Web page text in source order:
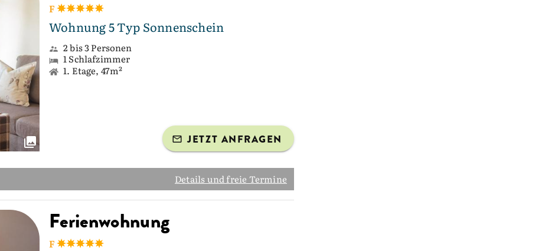
F
Wohnung 5 Typ Sonnenschein
2 bis 3 Personen
1 Schlafzimmer
1. Etage, 47m²
JETZT ANFRAGEN
Details und freie Termine
Ferienwohnung
F